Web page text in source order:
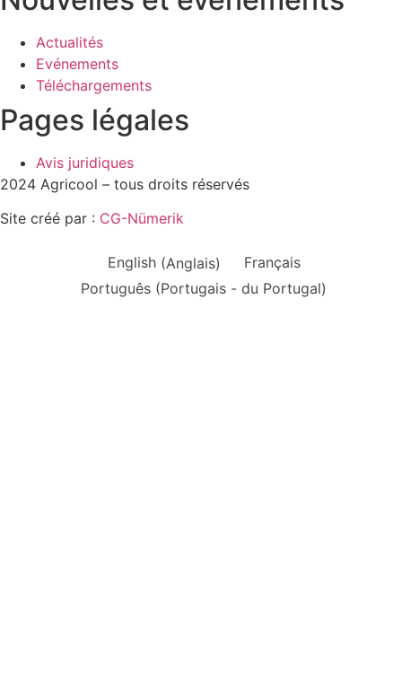
Actualités
Evénements
Téléchargements
Pages légales
Avis juridiques
2024 Agricool – tous droits réservés
Site créé par : CG-Nümerik
English(Anglais)
Français
Português (Portugais - du Portugal)